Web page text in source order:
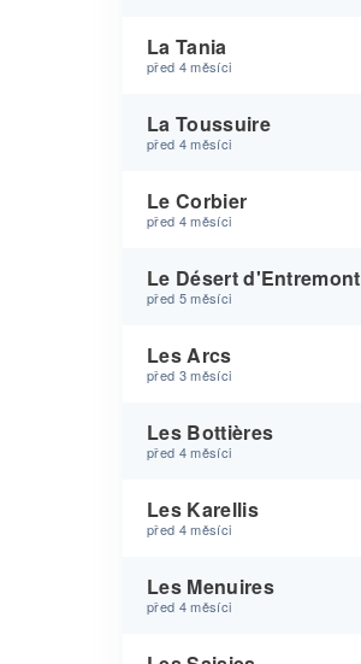
La Tania
před 4 měsíci
La Toussuire
před 4 měsíci
Le Corbier
před 4 měsíci
Le Désert d'Entremont
před 5 měsíci
Les Arcs
před 3 měsíci
Les Bottières
před 4 měsíci
Les Karellis
před 4 měsíci
Les Menuires
před 4 měsíci